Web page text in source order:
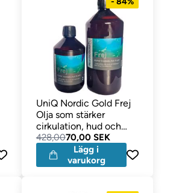
UniQ Nordic Gold Frej
Olja som stärker
cirkulation, hud och
päls - JUL DATOVARER
428,0070,00 SEK
Lägg i
varukorg